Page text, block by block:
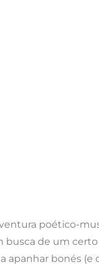
poético-
busca de um
apanhar bonés (e